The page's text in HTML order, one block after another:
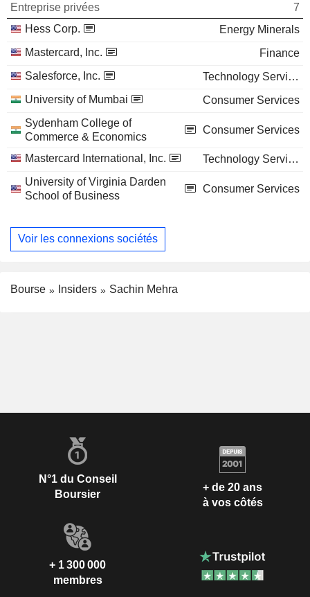
Entreprise privées
7
Hess Corp.
Energy Minerals
Mastercard, Inc.
Finance
Salesforce, Inc.
Technology Services
University of Mumbai
Consumer Services
Sydenham College of
Commerce & Economics
Consumer Services
Mastercard International, Inc.
Technology Services
University of Virginia Darden
School of Business
Consumer Services
Voir les connexions sociétés
Bourse Insiders Sachin Mehra
N°1 du Conseil
Boursier
+ de 20 ans
à vos côtés
+ 1 300 000
membres